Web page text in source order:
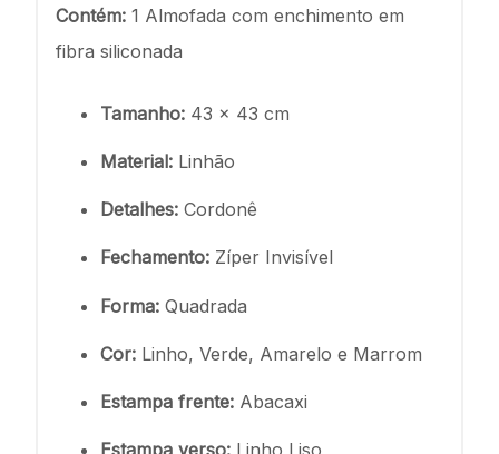
Contém: 1 Almofada com enchimento em
fibra siliconada
Tamanho: 43 x 43 cm
Material: Linhão
Detalhes: Cordonê
Fechamento: Zíper Invisível
Forma: Quadrada
Cor: Linho, Verde, Amarelo e Marrom
Estampa frente: Abacaxi